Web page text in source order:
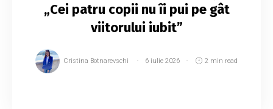
„Cei patru copii nu îi pui pe gât
viitorului iubit”
Cristina Botnarevschi 6 iulie 2026 2 min read